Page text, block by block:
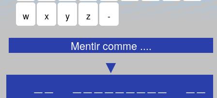
w
x y z -
Mentir comme ....
▼